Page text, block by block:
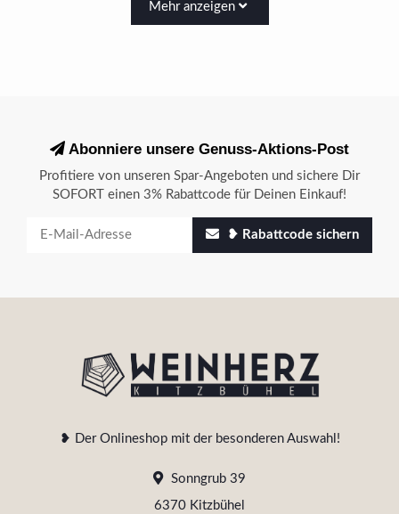
Mehr anzeigen
Abonniere unsere Genuss-Aktions-Post
Profitiere von unseren Spar-Angeboten und sichere Dir
SOFORT einen 3% Rabattcode für Deinen Einkauf!
❥ Rabattcode sichern
❥ Der Onlineshop mit der besonderen Auswahl!
Sonngrub 39
6370 Kitzbühel